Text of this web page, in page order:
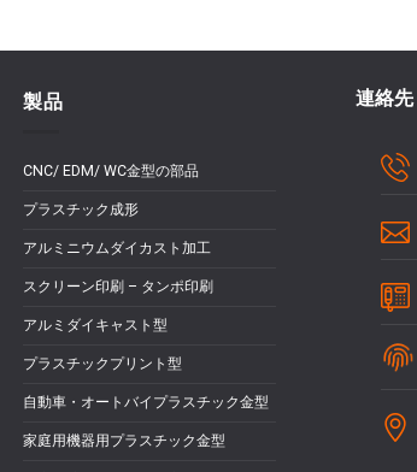
製品
CNC/ EDM/ WC金型の部品
プラスチック成形
アルミニウムダイカスト加工
スクリーン印刷 – タンポ印刷
アルミダイキャスト型
プラスチックプリント型
自動車・オートバイプラスチック金型
家庭用機器用プラスチック金型
連絡先